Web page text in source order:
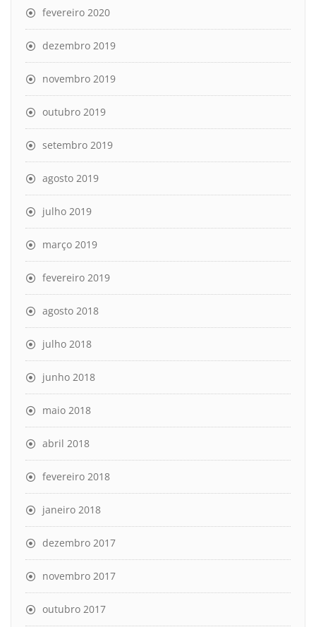
fevereiro 2020
dezembro 2019
novembro 2019
outubro 2019
setembro 2019
agosto 2019
julho 2019
março 2019
fevereiro 2019
agosto 2018
julho 2018
junho 2018
maio 2018
abril 2018
fevereiro 2018
janeiro 2018
dezembro 2017
novembro 2017
outubro 2017